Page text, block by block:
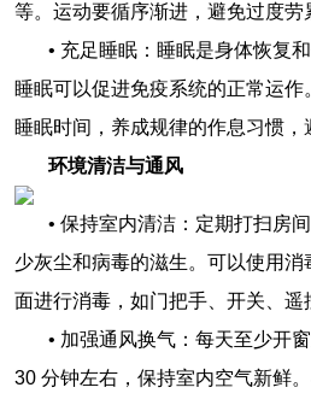
等。运动要循序渐进，避免过度劳
• 充足睡眠：睡眠是身体恢复
睡眠可以促进免疫系统的正常运作
睡眠时间，养成规律的作息习惯，
环境清洁与通风
• 保持室内清洁：定期打扫房
少灰尘和病毒的滋生。可以使用
面进行消毒，如门把手、开关、遥
• 加强通风换气：每天至少开
30 分钟左右，保持室内空气新鲜